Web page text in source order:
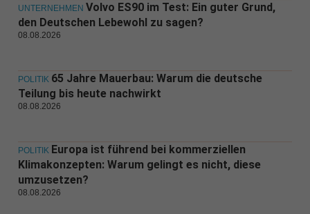
UNTERNEHMEN Volvo ES90 im Test: Ein guter Grund,
den Deutschen Lebewohl zu sagen?
08.08.2026
POLITIK 65 Jahre Mauerbau: Warum die deutsche
Teilung bis heute nachwirkt
08.08.2026
POLITIK Europa ist führend bei kommerziellen
Klimakonzepten: Warum gelingt es nicht, diese
umzusetzen?
08.08.2026